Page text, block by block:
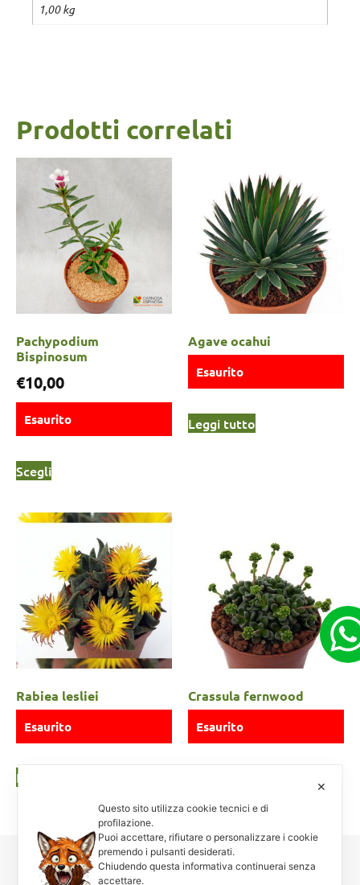
1,00 kg
Prodotti correlati
Pachypodium
Bispinosum
€10,00
Esaurito
Scegli
Agave ocahui
Esaurito
Leggi tutto
Rabiea lesliei
Esaurito
Leggi tutto
Crassula fernwood
Esaurito
Carnosa & Spinosa
✕
Questo sito utilizza cookie tecnici e di
profilazione.
Puoi accettare, rifiutare o personalizzare i cookie
premendo i pulsanti desiderati.
Chiudendo questa informativa continuerai senza
accettare.